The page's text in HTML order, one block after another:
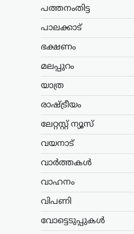
പത്തനംതിട്ട
പാലക്കാട്
ഭക്ഷണം
മലപ്പുറം
യാത്ര
രാഷ്ട്രീയം
ലേറ്റസ്റ്റ് ന്യൂസ്
വയനാട്
വാർത്തകൾ
വാഹനം
വിപണി
വോട്ടെടുപ്പുകൾ
നൽകിയ
യുകെ
ന്യൂസ്